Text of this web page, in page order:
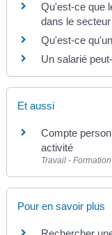
Qu'est-ce que
dans le
Qu'est-ce
Un salarié
Et aussi
Compte
activité
Travail - Formation
Pour en savoir plus